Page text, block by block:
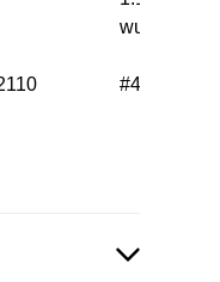
wurden)
#41980